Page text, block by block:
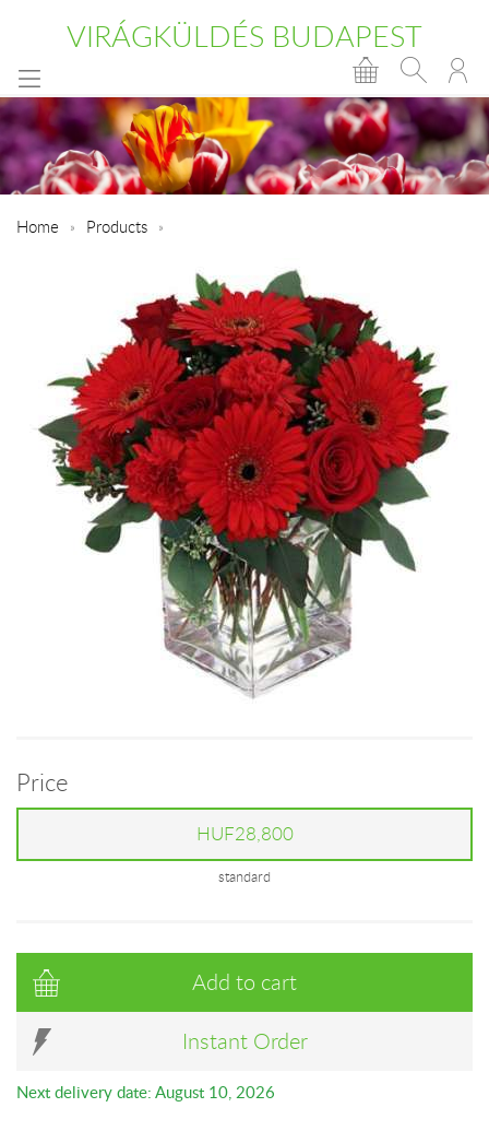
VIRÁGKÜLDÉS BUDAPEST
Home Products
Price
HUF28,800
standard
Add to cart
Instant Order
Next delivery date: August 10, 2026